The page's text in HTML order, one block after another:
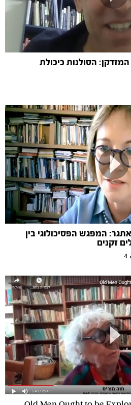
הסולנות כיכולת
המפגש הפסיכולוגי בין
זקנים